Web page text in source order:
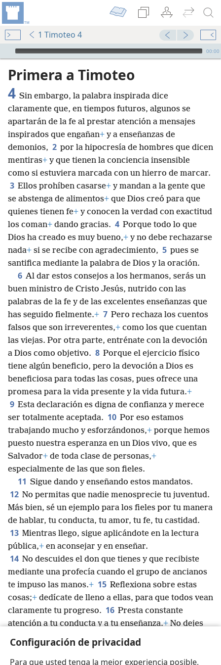
Configuración de privacidad
Para que usted tenga la mejor experiencia posible,
1 Timoteo 4
Audio Player
00:00
Primera a Timoteo
4 Sin embargo, la palabra inspirada dice
claramente que, en tiempos futuros, algunos se
apartarán de la fe al prestar atención a mensajes
inspirados que engañan+ y a enseñanzas de
demonios, 2 por la hipocresía de hombres que dicen
mentiras+ y que tienen la conciencia insensible
como si estuviera marcada con un hierro de marcar.
3 Ellos prohíben casarse+ y mandan a la gente que
se abstenga de alimentos+ que Dios creó para que
quienes tienen fe+ y conocen la verdad con exactitud
los coman+ dando gracias. 4 Porque todo lo que
Dios ha creado es muy bueno,+ y no debe rechazarse
nada+ si se recibe con agradecimiento, 5 pues se
santifica mediante la palabra de Dios y la oración.
6 Al dar estos consejos a los hermanos, serás un
buen ministro de Cristo Jesús, nutrido con las
palabras de la fe y de las excelentes enseñanzas que
has seguido fielmente.+ 7 Pero rechaza los cuentos
falsos que son irreverentes,+ como los que cuentan
las viejas. Por otra parte, entrénate con la devoción
a Dios como objetivo. 8 Porque el ejercicio físico
tiene algún beneficio, pero la devoción a Dios es
beneficiosa para todas las cosas, pues ofrece una
promesa para la vida presente y la vida futura.+
9 Esta declaración es digna de confianza y merece
ser totalmente aceptada. 10 Por eso estamos
trabajando mucho y esforzándonos,+ porque hemos
puesto nuestra esperanza en un Dios vivo, que es
Salvador+ de toda clase de personas,+
especialmente de las que son fieles.
11 Sigue dando y enseñando estos mandatos.
12 No permitas que nadie menosprecie tu juventud.
Más bien, sé un ejemplo para los fieles por tu manera
de hablar, tu conducta, tu amor, tu fe, tu castidad.
13 Mientras llego, sigue aplicándote en la lectura
pública,+ en aconsejar y en enseñar.
14 No descuides el don que tienes y que recibiste
mediante una profecía cuando el grupo de ancianos
te impuso las manos.+ 15 Reflexiona sobre estas
cosas;+ dedícate de lleno a ellas, para que todos vean
claramente tu progreso. 16 Presta constante
atención a tu conducta y a tu enseñanza.+No dejes
de hacer estas cosas, pues así te salvarás a ti mismo
y también a los que te escuchan.